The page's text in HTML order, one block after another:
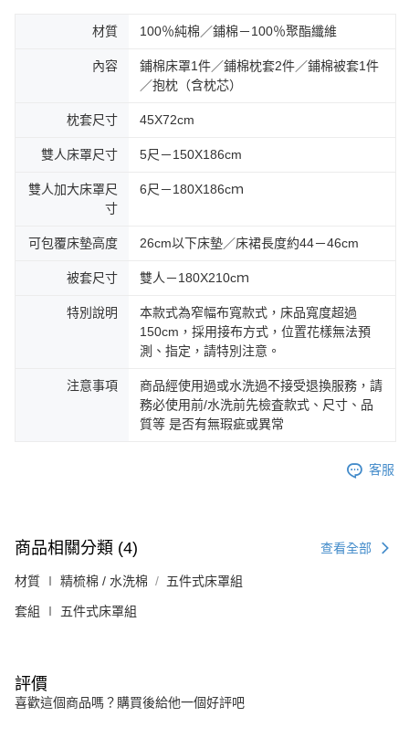
材質 100％純棉／鋪棉－100％聚酯纖維
內容
鋪棉床罩1件／鋪棉枕套2件／鋪棉被套1件
／抱枕（含枕芯）
枕套尺寸 45X72cm
雙人床罩尺寸 5尺－150X186cm
雙人加大床罩尺
寸
6尺－180X186cｍ
可包覆床墊高度 26cm以下床墊／床裙長度約44－46cm
被套尺寸 雙人－180X210cｍ
特別說明
本款式為窄幅布寬款式，床品寬度超過
150cm，採用接布方式，位置花樣無法預
測、指定，請特別注意。
注意事項
商品經使用過或水洗過不接受退換服務，請
務必使用前/水洗前先檢査款式、尺寸、品
質等 是否有無瑕疵或異常
客服
商品相關分類 (4) 查看全部
材質 ∣ 精梳棉 / 水洗棉 五件式床罩組
套組 ∣ 五件式床罩組
評價
喜歡這個商品嗎？購買後給他一個好評吧